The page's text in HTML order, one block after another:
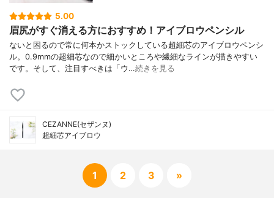
5.00
眉尻がすぐ消える方におすすめ！アイブロウペンシル
ないと困るので常に何本かストックしている超細芯のアイブロウペンシ
ル。0.9mmの超細芯なので細かいところや繊細なラインが描きやすい
です。そして、注目すべきは「ウ…続きを見る
CEZANNE(セザンヌ)
超細芯アイブロウ
1 2 3 »